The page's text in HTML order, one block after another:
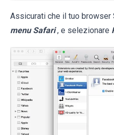
Assicurati che il tuo browser
menu Safari , e selezionare